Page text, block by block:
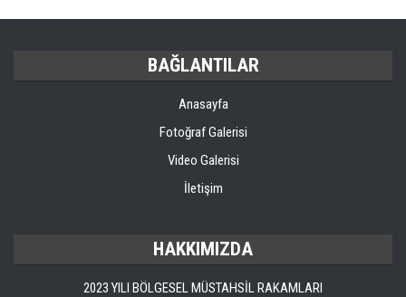
BAĞLANTILAR
Anasayfa
Fotoğraf Galerisi
Video Galerisi
İletişim
HAKKIMIZDA
2023 YILI BÖLGESEL MÜSTAHSİL RAKAMLARI